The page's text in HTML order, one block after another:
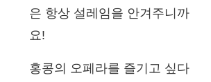
은 항상 설레임을 안겨주니까
요!
홍콩의 오페라를 즐기고 싶다